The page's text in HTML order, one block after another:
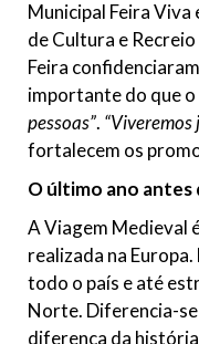
Municipal Feira Viva
de Cultura e
Feira
importante do que
pessoas”.
fortalecem os
O último ano antes
A Viagem Medieval
realizada na
todo o país e até
Norte. Diferencia-
diferença da